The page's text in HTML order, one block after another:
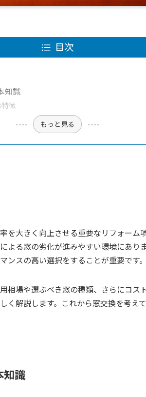
目次
知識
特徴
もっと見る
を大きく向上させる重要なリフォーム
よる窓の劣化が進みやすい環境にあり
スの高い選択をすることが重要です。
相場や選ぶべき窓の種類、さらにコス
く解説します。これから窓交換を考え
知識